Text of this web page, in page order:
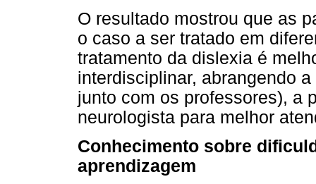
O resultado mostrou que as
o caso a ser tratado em
tratamento da dislexia é
interdisciplinar, abrangendo
junto com os professores), a
neurologista para melhor
Conhecimento sobre
aprendizagem